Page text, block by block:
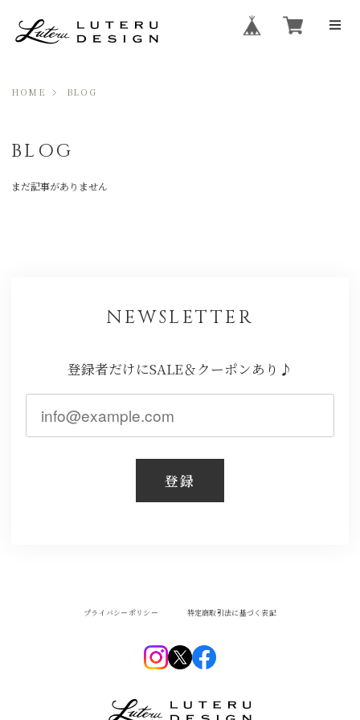
HOME BLOG
BLOG
まだ記事がありません
NEWSLETTER
登録
プライバシーポリシー 特定商取引法に基づく表記